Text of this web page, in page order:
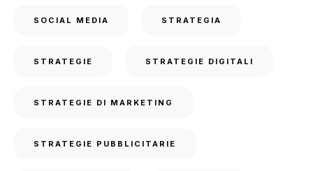
SOCIAL MEDIA STRATEGIA
STRATEGIE STRATEGIE DIGITALI
STRATEGIE DI MARKETING
STRATEGIE PUBBLICITARIE